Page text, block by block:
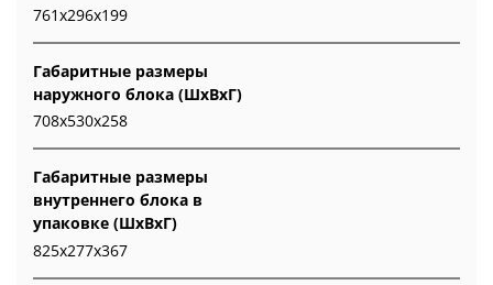
761x296x199
Габаритные размеры
наружного блока (ШxВxГ)
708x530x258
Габаритные размеры
внутреннего блока в
упаковке (ШxВxГ)
825x277x367